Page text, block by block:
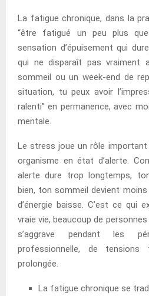
La fatigue chronique, dans la
“être fatigué un peu plus que
sensation d’épuisement qui
qui ne disparaît pas vraiment
sommeil ou un week-end de
situation, tu peux avoir
ralenti” en permanence, avec
mentale.
Le stress joue un rôle important
organisme en état d’alerte.
alerte dure trop longtemps,
bien, ton sommeil devient
d’énergie baisse. C’est ce qui
vraie vie, beaucoup de
s’aggrave pendant les
professionnelle, de tensions
prolongée.
La fatigue chronique se